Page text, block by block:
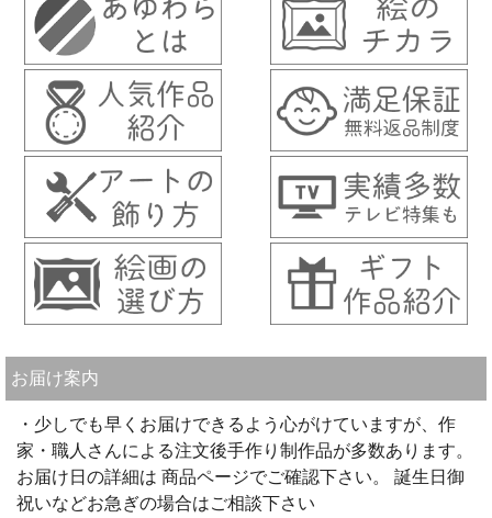
お届け案内
・少しでも早くお届けできるよう心がけていますが、作
家・職人さんによる注文後手作り制作品が多数あります。
お届け日の詳細は 商品ページでご確認下さい。 誕生日御
祝いなどお急ぎの場合はご相談下さい